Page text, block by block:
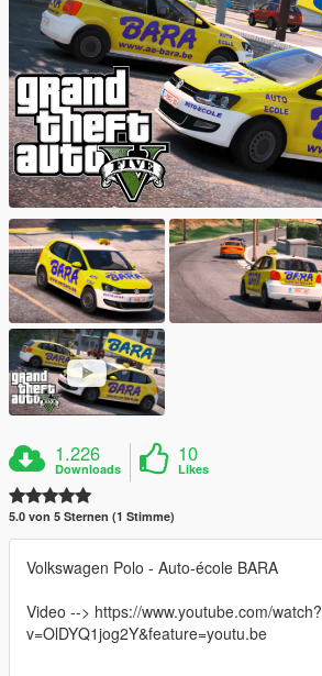
1.226
Downloads
10
Likes
5.0 von 5 Sternen (1 Stimme)
Volkswagen Polo - Auto-école BARA
Video --> https://www.youtube.com/watch?
v=OlDYQ1jog2Y&feature=youtu.be